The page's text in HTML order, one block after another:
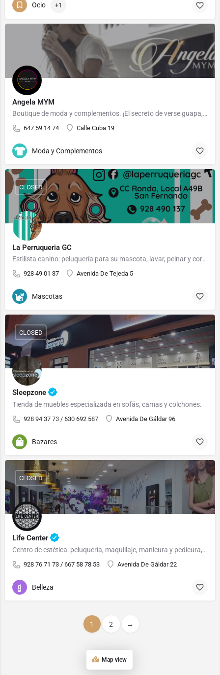
Ocio +1
Angela MYM
Boutique de moda y complementos. ¡El secreto de verse guapa, es sentirse bien con lo que vistes!
647 59 14 74 Calle Cuba 19
Moda y Complementos
La Perruqueria GC
Estilista canino: peluquería para su mascota, lavar, peinar y cortar. Con cita previa. Boutique: Alimentación…
928 49 01 37 Avenida De Tejeda 5
CLOSED
Mascotas
Sleepzone
Tienda de muebles especializada en sofás, camas y colchones.
928 94 37 73 / 630 692 587 Avenida De Gáldar 96
CLOSED
Bazares
Life Center
Centro de estética: peluquería, maquillaje, manicura y pedicura, sesiones de laser, etc.
928 76 71 73 / 667 58 78 53 Avenida De Gáldar 22
CLOSED
Belleza
1 2 →
Map view